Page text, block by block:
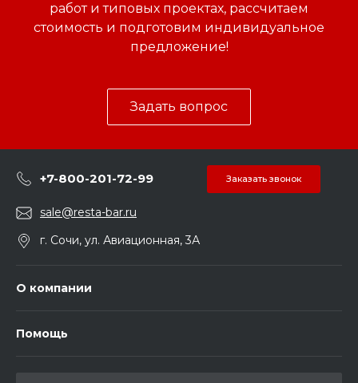
работ и типовых проектах, рассчитаем
стоимость и подготовим индивидуальное
предложение!
Задать вопрос
+7-800-201-72-99 Заказать звонок
sale@resta-bar.ru
г. Сочи, ул. Авиационная, 3А
О компании
Помощь